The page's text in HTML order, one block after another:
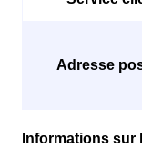
Adresse
Informations